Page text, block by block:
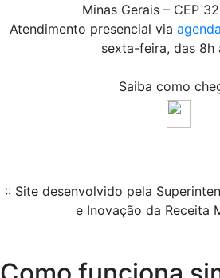
Minas Gerais – CEP
Atendimento presencial via
sexta-feira, das 8h
Saiba como
:: Site desenvolvido pela
e Inovação da Receita